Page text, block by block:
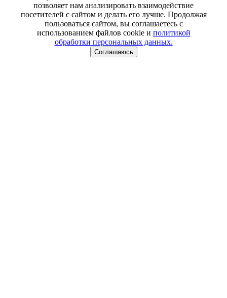
позволяет нам анализировать взаимодействие
посетителей с сайтом и делать его лучше. Продолжая
пользоваться сайтом, вы соглашаетесь с
использованием файлов cookie и политикой
обработки персональных данных.
Соглашаюсь